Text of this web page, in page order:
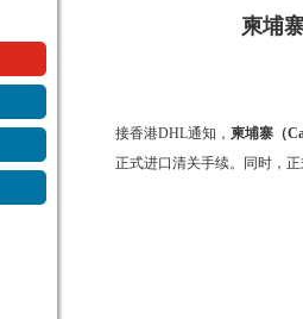
柬埔
接香港DHL通知， 柬埔寨（
正式进口清关手续。同时，